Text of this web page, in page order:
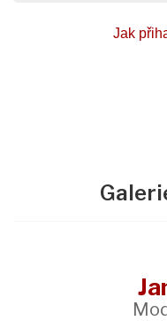
Jak